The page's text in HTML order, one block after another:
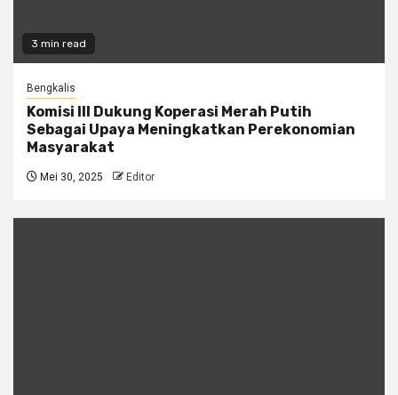
3 min read
Bengkalis
Komisi III Dukung Koperasi Merah Putih
Sebagai Upaya Meningkatkan Perekonomian
Masyarakat
Mei 30, 2025 Editor